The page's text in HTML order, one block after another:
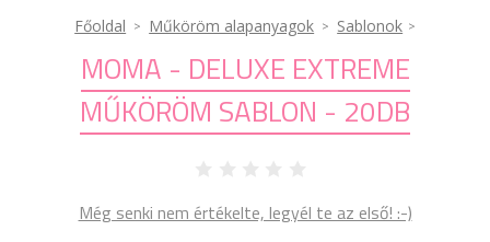
Főoldal Műköröm alapanyagok Sablonok
MOMA - DELUXE EXTREME
MŰKÖRÖM SABLON - 20DB
Még senki nem értékelte, legyél te az első! :-)